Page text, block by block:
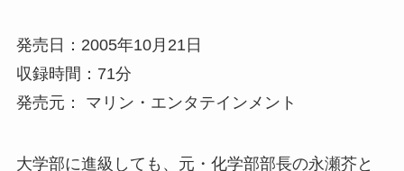
発売日：2005年10月21日
収録時間：71分
発売元： マリン・エンタテインメント
大学部に進級しても、元・化学部部長の永瀬芥と